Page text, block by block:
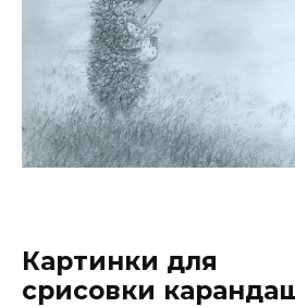
Картинки для
срисовки